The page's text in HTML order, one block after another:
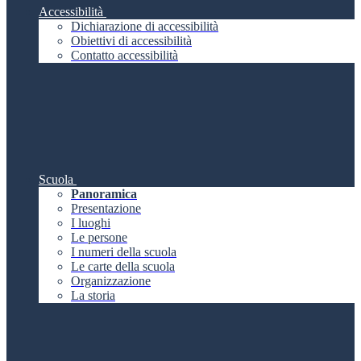
Accessibilità
Dichiarazione di accessibilità
Obiettivi di accessibilità
Contatto accessibilità
Scuola
Panoramica
Presentazione
I luoghi
Le persone
I numeri della scuola
Le carte della scuola
Organizzazione
La storia